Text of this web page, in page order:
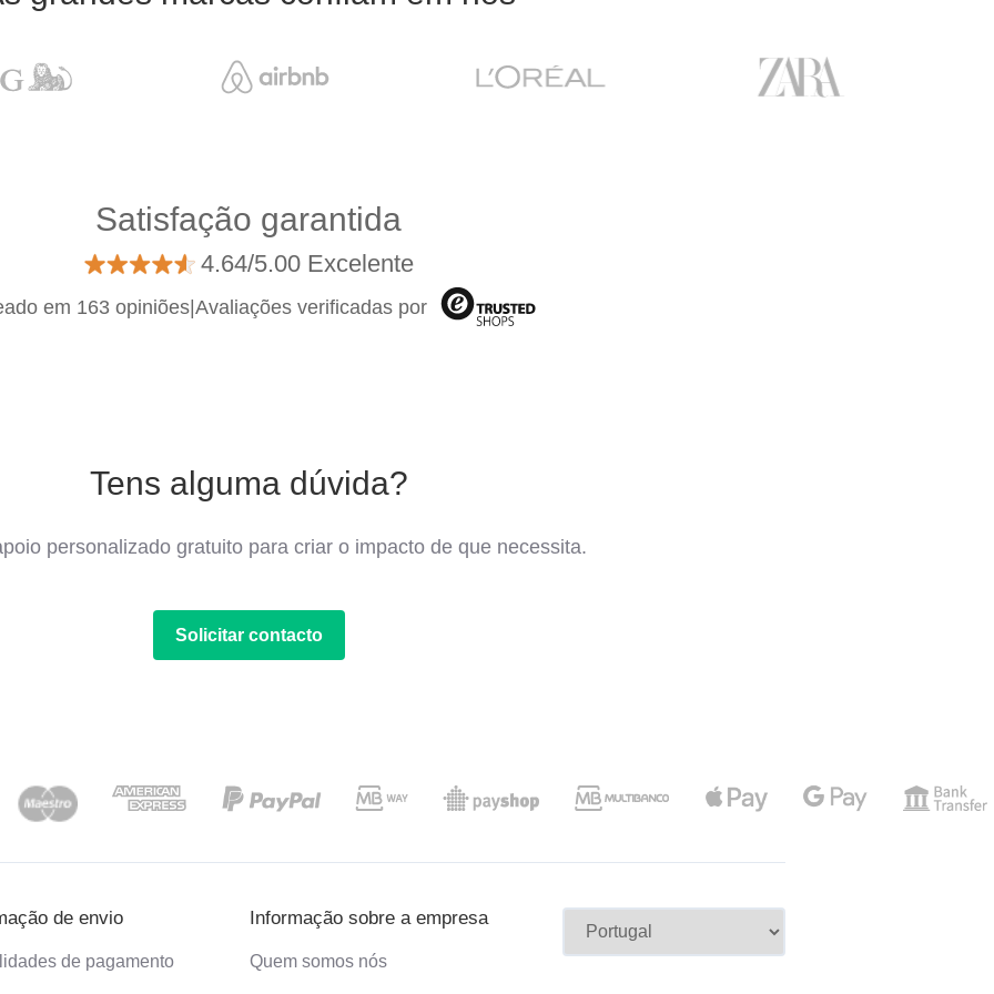
Satisfação garantida
4.64/5.00 Excelente
em 163 opiniões Avaliações verificadas por
Tens alguma dúvida?
personalizado gratuito para criar o impacto de que necessita.
Solicitar contacto
de envio
de pagamento
Informação sobre a empresa
Quem somos nós